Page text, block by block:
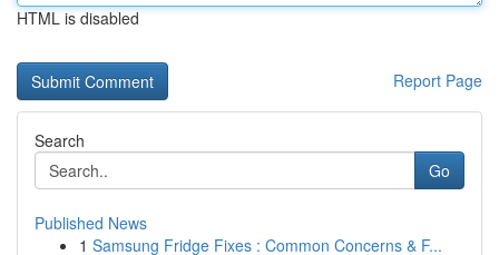
HTML is disabled
Report Page
Search
Go
Published News
1 Samsung Fridge Fixes : Common Concerns & F...